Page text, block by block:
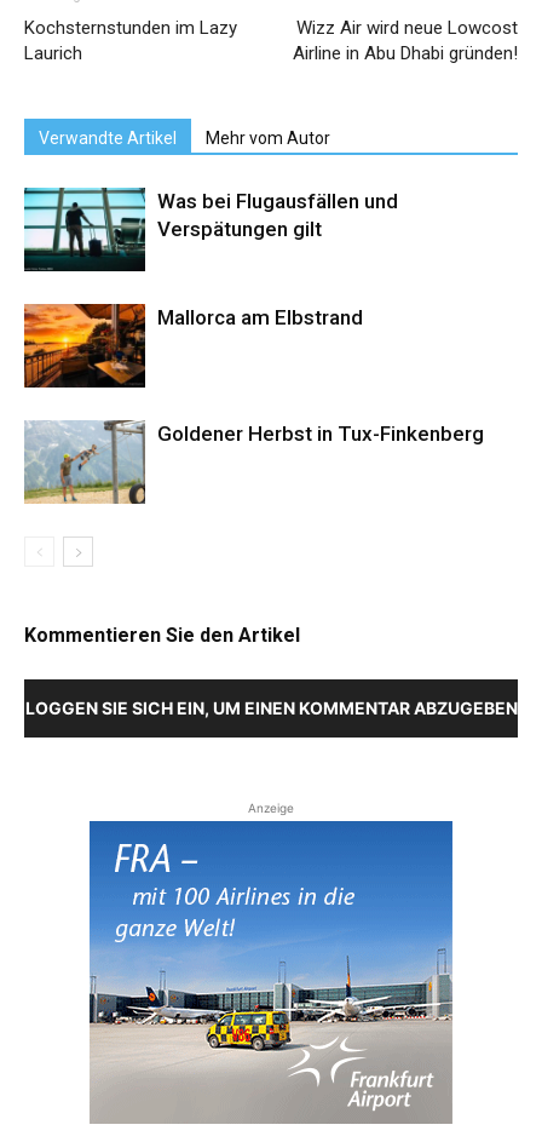
Kochsternstunden im Lazy
Laurich
Wizz Air wird neue Lowcost
Airline in Abu Dhabi gründen!
Verwandte Artikel Mehr vom Autor
Was bei Flugausfällen und
Verspätungen gilt
Mallorca am Elbstrand
Goldener Herbst in Tux-Finkenberg
Kommentieren Sie den Artikel
LOGGEN SIE SICH EIN, UM EINEN KOMMENTAR ABZUGEBEN
Anzeige